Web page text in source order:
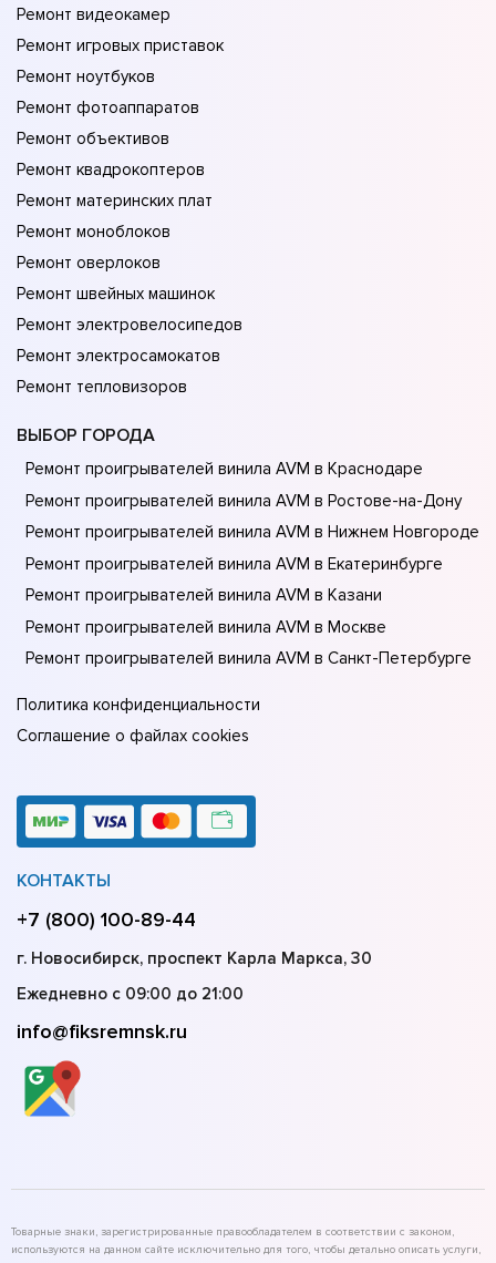
Ремонт видеокамер
Ремонт игровых приставок
Ремонт ноутбуков
Ремонт фотоаппаратов
Ремонт объективов
Ремонт квадрокоптеров
Ремонт материнских плат
Ремонт моноблоков
Ремонт оверлоков
Ремонт швейных машинок
Ремонт электровелосипедов
Ремонт электросамокатов
Ремонт тепловизоров
ВЫБОР ГОРОДА
Ремонт проигрывателей винила AVM в Краснодаре
Ремонт проигрывателей винила AVM в Ростове-на-Донy
Ремонт проигрывателей винила AVM в Нижнем Новгороде
Ремонт проигрывателей винила AVM в Екатеринбурге
Ремонт проигрывателей винила AVM в Казани
Ремонт проигрывателей винила AVM в Москве
Ремонт проигрывателей винила AVM в Санкт-Петербурге
Политика конфиденциальности
Соглашение о файлах cookies
КОНТАКТЫ
+7 (800) 100-89-44
г. Новосибирск, проспект Карла Маркса, 30
Ежедневно с 09:00 до 21:00
info@fiksremnsk.ru
Товарные знаки, зарегистрированные правообладателем в соответствии с законом,
используются на данном сайте исключительно для того, чтобы детально описать услуги,